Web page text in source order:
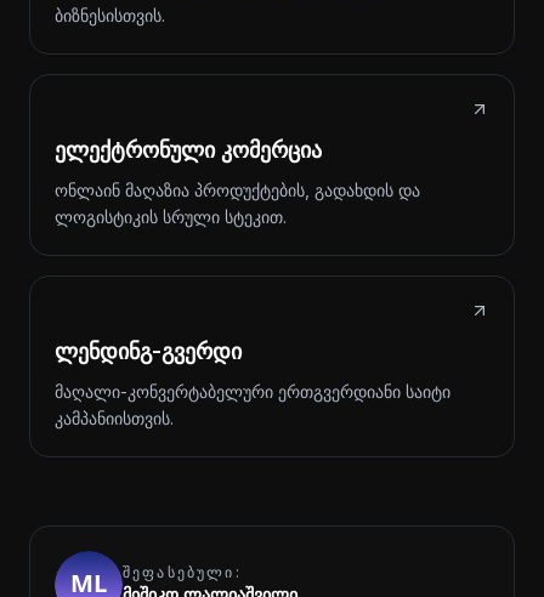
ბიზნესისთვის.
ელექტრონული კომერცია
ონლაინ მაღაზია პროდუქტების, გადახდის და
ლოგისტიკის სრული სტეკით.
ლენდინგ-გვერდი
მაღალი-კონვერტაბელური ერთგვერდიანი საიტი
კამპანიისთვის.
ᲨᲔᲤᲐᲡᲔᲑᲣᲚᲘ: